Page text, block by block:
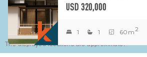
The displayed locations are approximate.
USD 320,000
1 1 60m2